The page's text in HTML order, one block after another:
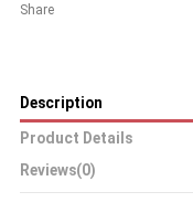
Share
Description
Product Details
Reviews(0)